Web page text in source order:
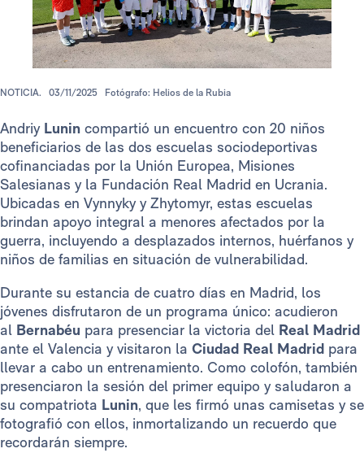
NOTICIA. 03/11/2025 Fotógrafo: Helios de la Rubia
Andriy Lunin compartió un encuentro con 20 niños
beneficiarios de las dos escuelas sociodeportivas
cofinanciadas por la Unión Europea, Misiones
Salesianas y la Fundación Real Madrid en Ucrania.
Ubicadas en Vynnyky y Zhytomyr, estas escuelas
brindan apoyo integral a menores afectados por la
guerra, incluyendo a desplazados internos, huérfanos y
niños de familias en situación de vulnerabilidad.
Durante su estancia de cuatro días en Madrid, los
jóvenes disfrutaron de un programa único: acudieron
al Bernabéu para presenciar la victoria del Real Madrid
ante el Valencia y visitaron la Ciudad Real Madrid para
llevar a cabo un entrenamiento. Como colofón, también
presenciaron la sesión del primer equipo y saludaron a
su compatriota Lunin, que les firmó unas camisetas y se
fotografió con ellos, inmortalizando un recuerdo que
recordarán siempre.